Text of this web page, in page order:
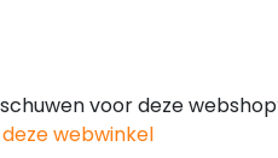
voor deze
webwinkel